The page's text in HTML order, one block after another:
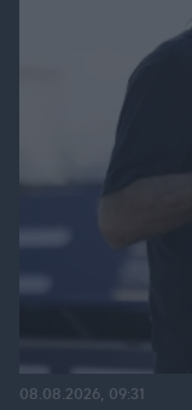
08.08.2026, 09:31